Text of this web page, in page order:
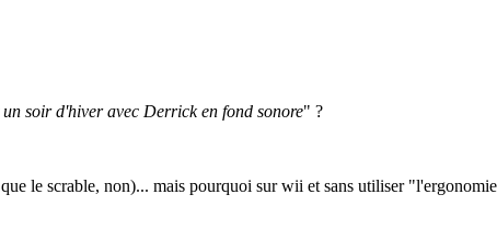
soir d'hiver avec Derrick en fond sonore" ?
le scrable, non)... mais pourquoi sur wii et sans utiliser